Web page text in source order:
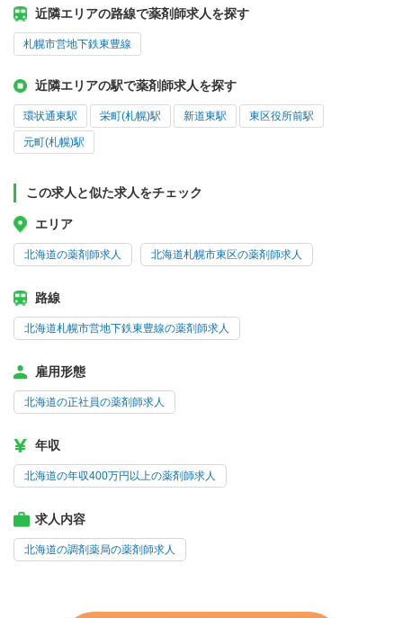
近隣エリアの路線で薬剤師求人を探す
札幌市営地下鉄東豊線
近隣エリアの駅で薬剤師求人を探す
環状通東駅 栄町(札幌)駅 新道東駅 東区役所前駅
元町(札幌)駅
この求人と似た求人をチェック
エリア
北海道の薬剤師求人 北海道札幌市東区の薬剤師求人
路線
北海道札幌市営地下鉄東豊線の薬剤師求人
雇用形態
北海道の正社員の薬剤師求人
年収
北海道の年収400万円以上の薬剤師求人
求人内容
北海道の調剤薬局の薬剤師求人